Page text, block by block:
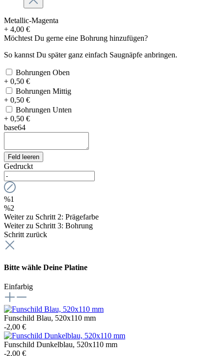
Metallic-Magenta
+ 4,00 €
Möchtest Du gerne eine Bohrung hinzufügen?
So kannst Du später ganz einfach Saugnäpfe anbringen.
Bohrungen Oben
+ 0,50 €
Bohrungen Mittig
+ 0,50 €
Bohrungen Unten
+ 0,50 €
base64
Feld leeren
Gedruckt
%1
%2
Weiter zu Schritt 2: Prägefarbe
Weiter zu Schritt 3: Bohrung
Schritt zurück
Bitte wähle Deine Platine
Einfarbig
Funschild Blau, 520x110 mm
-2,00 €
Funschild Dunkelblau, 520x110 mm
-2,00 €